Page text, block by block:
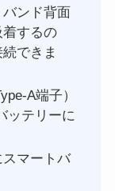
ンド背面
するの
できま
A端子）
ッテリーに
マートバ